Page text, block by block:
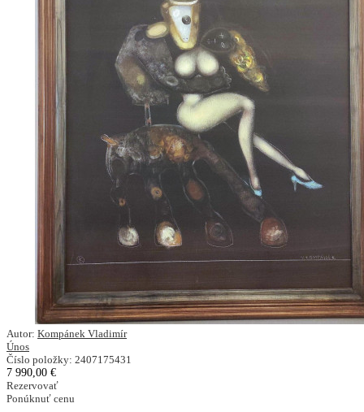
Autor: Kompánek Vladimír
Únos
Číslo položky: 2407175431
7 990,00 €
Rezervovať
Ponúknuť cenu